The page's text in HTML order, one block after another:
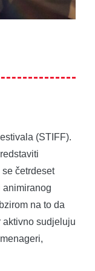
(STIFF).
četrdeset
animiranog
na to da
aktivno sudjeluju